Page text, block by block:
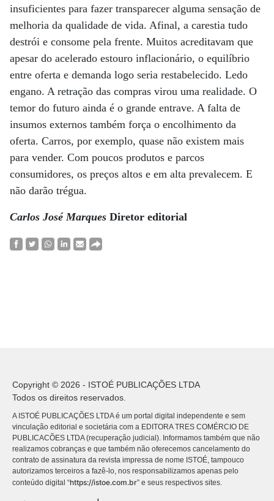
insuficientes para fazer transparecer alguma sensação de
melhoria da qualidade de vida. Afinal, a carestia tudo
destrói e consome pela frente. Muitos acreditavam que
apesar do acelerado estouro inflacionário, o equilíbrio
entre oferta e demanda logo seria restabelecido. Ledo
engano. A retração das compras virou uma realidade. O
temor do futuro ainda é o grande entrave. A falta de
insumos externos também força o encolhimento da
oferta. Carros, por exemplo, quase não existem mais
para vender. Com poucos produtos e parcos
consumidores, os preços altos e em alta prevalecem. E
não darão trégua.
Carlos José Marques Diretor editorial
Copyright © 2026 - ISTOÉ PUBLICAÇÕES LTDA
Todos os direitos reservados.
A ISTOÉ PUBLICAÇÕES LTDA é um portal digital independente e sem
vinculação editorial e societária com a EDITORA TRES COMÉRCIO DE
PUBLICACÕES LTDA (recuperação judicial). Informamos também que não
realizamos cobranças e que também não oferecemos cancelamento do
contrato de assinatura da revista impressa de nome ISTOÉ, tampouco
autorizamos terceiros a fazê-lo, nos responsabilizamos apenas pelo
conteúdo digital “https://istoe.com.br” e seus respectivos sites.